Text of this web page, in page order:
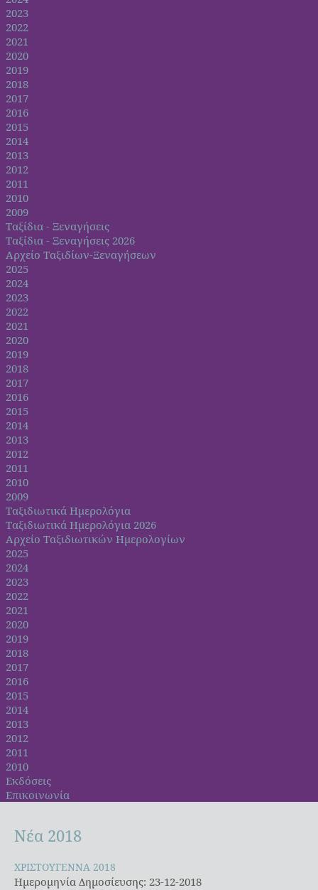
2023
2022
2021
2020
2019
2018
2017
2016
2015
2014
2013
2012
2011
2010
2009
Ταξίδια - Ξεναγήσεις
Ταξίδια - Ξεναγήσεις 2026
Αρχείο Ταξιδίων-Ξεναγήσεων
2025
2024
2023
2022
2021
2020
2019
2018
2017
2016
2015
2014
2013
2012
2011
2010
2009
Ταξιδιωτικά Ημερολόγια
Ταξιδιωτικά Ημερολόγια 2026
Αρχείο Ταξιδιωτικών Ημερολογίων
2025
2024
2023
2022
2021
2020
2019
2018
2017
2016
2015
2014
2013
2012
2011
2010
Εκδόσεις
Επικοινωνία
Νέα 2018
ΧΡΙΣΤΟΥΓΕΝΝΑ 2018
ΧΡΙΣΤΟΥΓΕΝΝΑ 2018
Ημερομηνία Δημοσίευσης: 23-12-2018